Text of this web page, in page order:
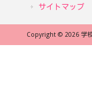
サイトマップ
Copyright © 2026 学